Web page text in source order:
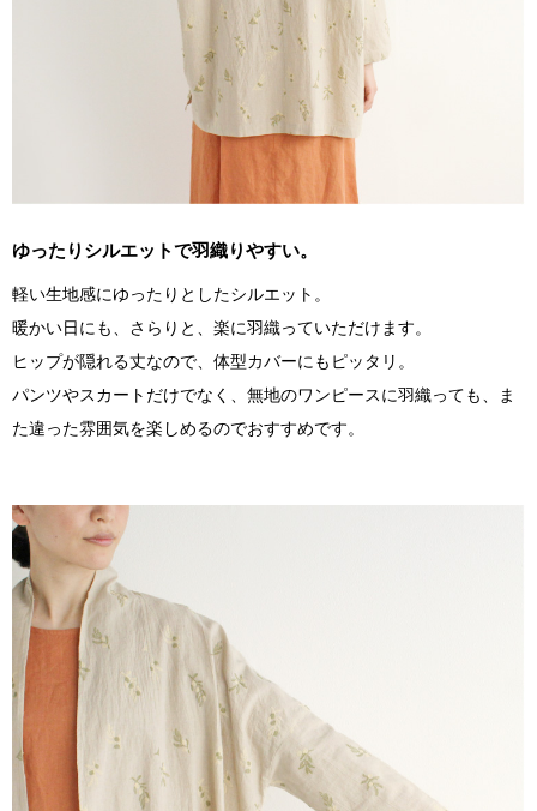
ゆったりシルエットで羽織りやすい。
軽い生地感にゆったりとしたシルエット。
暖かい日にも、さらりと、楽に羽織っていただけます。
ヒップが隠れる丈なので、体型カバーにもピッタリ。
パンツやスカートだけでなく、無地のワンピースに羽織っても、ま
た違った雰囲気を楽しめるのでおすすめです。